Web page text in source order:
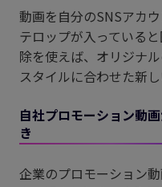
動画を自分のSNSアカ
テロップが入っている
除を使えば、オリジナ
スタイルに合わせた新
自社プロモーション動
き
企業のプロモーション